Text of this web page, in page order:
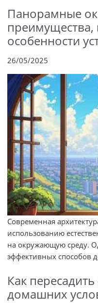
Панорамные
особенности
26/05/2025
Современная
использованию
на окружающую среду.
эффективных способов
Как
домашних